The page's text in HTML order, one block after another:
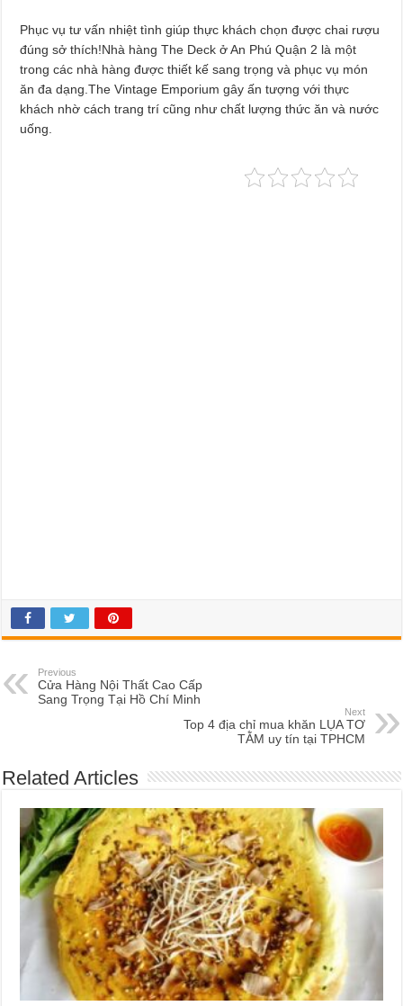
Phục vụ tư vấn nhiệt tình giúp thực khách chọn được chai rượu
đúng sở thích!Nhà hàng The Deck ở An Phú Quận 2 là một
trong các nhà hàng được thiết kế sang trọng và phục vụ món
ăn đa dạng.The Vintage Emporium gây ấn tượng với thực
khách nhờ cách trang trí cũng như chất lượng thức ăn và nước
uống.
Previous
Cửa Hàng Nội Thất Cao Cấp
Sang Trọng Tại Hồ Chí Minh
Next
Top 4 địa chỉ mua khăn LỤA TƠ
TẰM uy tín tại TPHCM
Related Articles